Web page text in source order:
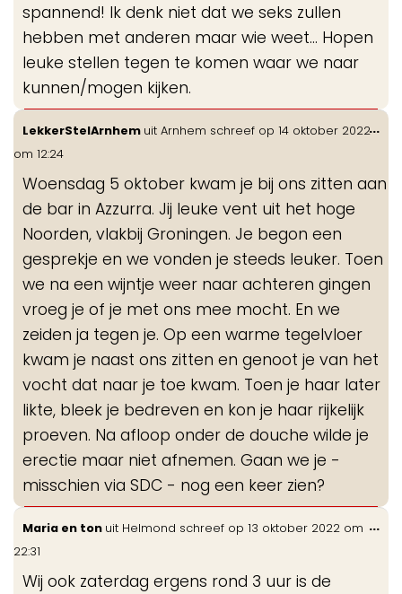
spannend! Ik denk niet dat we seks zullen
hebben met anderen maar wie weet... Hopen
leuke stellen tegen te komen waar we naar
kunnen/mogen kijken.
LekkerStelArnhem uit Arnhem schreef op 14 oktober 2022
om 12:24
Woensdag 5 oktober kwam je bij ons zitten aan
de bar in Azzurra. Jij leuke vent uit het hoge
Noorden, vlakbij Groningen. Je begon een
gesprekje en we vonden je steeds leuker. Toen
we na een wijntje weer naar achteren gingen
vroeg je of je met ons mee mocht. En we
zeiden ja tegen je. Op een warme tegelvloer
kwam je naast ons zitten en genoot je van het
vocht dat naar je toe kwam. Toen je haar later
likte, bleek je bedreven en kon je haar rijkelijk
proeven. Na afloop onder de douche wilde je
erectie maar niet afnemen. Gaan we je -
misschien via SDC - nog een keer zien?
...
Maria en ton uit Helmond schreef op 13 oktober 2022 om
22:31
Wij ook zaterdag ergens rond 3 uur is de
...